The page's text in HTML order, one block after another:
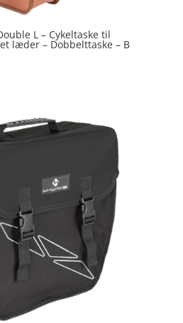
L – Cykeltaske til
læder – Dobbelttaske – B